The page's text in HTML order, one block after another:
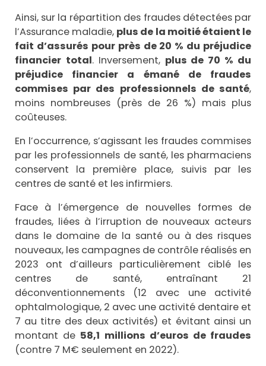
Ainsi, sur la répartition des fraudes détectées par
l’Assurance maladie, plus de la moitié étaient le
fait d’assurés pour près de 20 % du préjudice
financier total. Inversement, plus de 70 % du
préjudice financier a émané de fraudes
commises par des professionnels de santé,
moins nombreuses (près de 26 %) mais plus
coûteuses.
En l’occurrence, s’agissant les fraudes commises
par les professionnels de santé, les pharmaciens
conservent la première place, suivis par les
centres de santé et les infirmiers.
Face à l’émergence de nouvelles formes de
fraudes, liées à l’irruption de nouveaux acteurs
dans le domaine de la santé ou à des risques
nouveaux, les campagnes de contrôle réalisés en
2023 ont d’ailleurs particulièrement ciblé les
centres de santé, entraînant 21
déconventionnements (12 avec une activité
ophtalmologique, 2 avec une activité dentaire et
7 au titre des deux activités) et évitant ainsi un
montant de 58,1 millions d’euros de fraudes
(contre 7 M€ seulement en 2022).